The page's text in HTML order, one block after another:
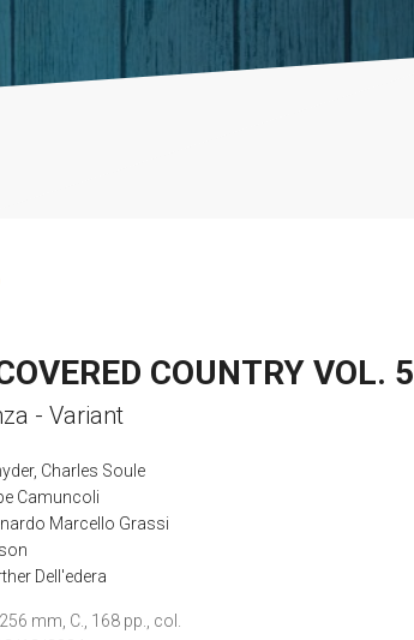
COUNTRY VOL. 5
- Variant
, Charles Soule
Camuncoli
Marcello Grassi
Dell'edera
mm, C., 168 pp., col.